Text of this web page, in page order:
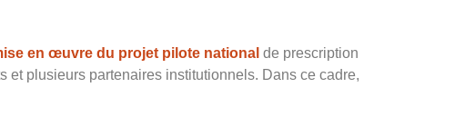
en œuvre du projet pilote national de prescription
et plusieurs partenaires institutionnels. Dans ce cadre,